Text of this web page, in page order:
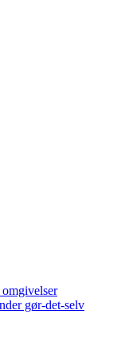
gør-det-selv